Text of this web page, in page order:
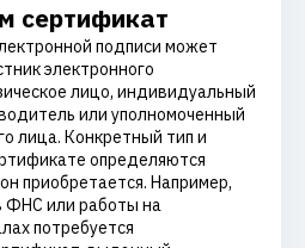
сертификат
подписи может
электронного
лицо, индивидуальный
или уполномоченный
лица. Конкретный тип и
определяются
приобретается. Например,
ФНС или работы на
потребуется